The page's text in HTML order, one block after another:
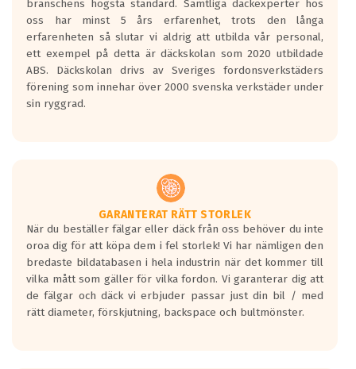
Inga D eller G betyg delas ut för
personbilar och lätta lastbilar.
Betyget sätts efter ett test där däcken
skall bromsa in på en väg där det ligger
0.5-1.5 mm vatten.
I 80km/h kommer skillnaden på
Vid körning i över 50km/h brukar
rullmotståndets ljud överträffa
motorljudet.
På däckmärkningen kommer det finnas
en symbol av ett däck med vågar. Hög
bullernivå markeras med svarta vågor
medans de vita vågorna påvisar om det är
ett tyst däck.
branschens högsta standard. Samtliga däckexperter hos
oss har minst 5 års erfarenhet, trots den långa
erfarenheten så slutar vi aldrig att utbilda vår personal,
ett exempel på detta är däckskolan som 2020 utbildade
ABS. Däckskolan drivs av Sveriges fordonsverkstäders
förening som innehar över 2000 svenska verkstäder under
sin ryggrad.
GARANTERAT RÄTT STORLEK
När du beställer fälgar eller däck från oss behöver du inte
oroa dig för att köpa dem i fel storlek! Vi har nämligen den
bredaste bildatabasen i hela industrin när det kommer till
vilka mått som gäller för vilka fordon. Vi garanterar dig att
de fälgar och däck vi erbjuder passar just din bil / med
rätt diameter, förskjutning, backspace och bultmönster.